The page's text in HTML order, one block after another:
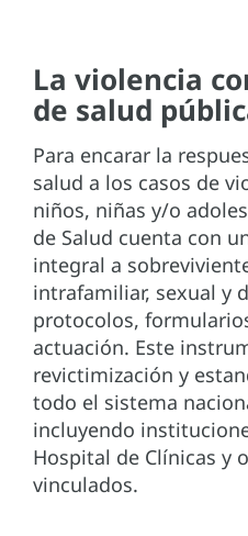
La violencia
de salud
Para encarar la
salud a los casos de
niños, niñas y/o
de Salud cuenta con
integral a
intrafamiliar, sexual y
protocolos,
actuación. Este
revictimización y
todo el sistema
incluyendo
Hospital de Clínicas y
vinculados.